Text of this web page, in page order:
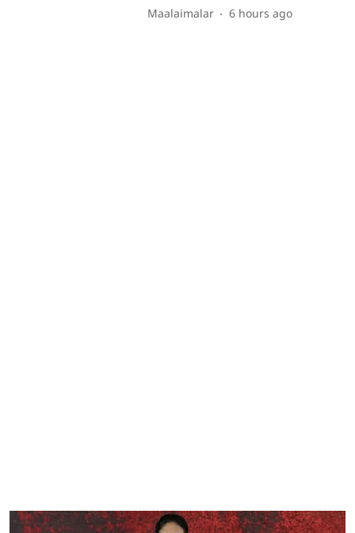
Maalaimalar 6 hours ago